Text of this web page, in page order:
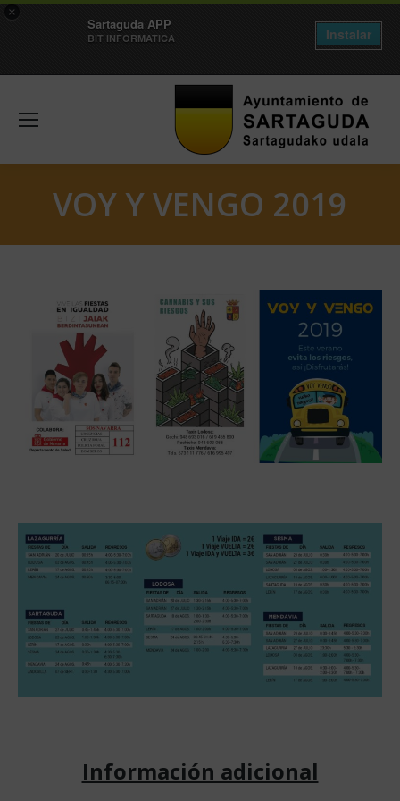
×
Sartaguda APP
BIT INFORMATICA Instalar
VOY Y VENGO 2019
Información adicional